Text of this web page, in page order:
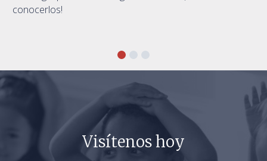
conocerlos!
Visítenos hoy